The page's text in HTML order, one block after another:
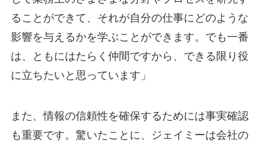
ることができて、それが自分の仕事にどのような
影響を与えるかを学ぶことができます。でも一番
は、ともにはたらく仲間ですから、できる限り役
に立ちたいと思っています」
また、情報の信頼性を確保するためには事実確認
も重要です。驚いたことに、ジェイミーは会社の